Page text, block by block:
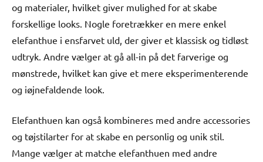
og materialer, hvilket giver mulighed for at skabe
forskellige looks. Nogle foretrækker en mere enkel
elefanthue i ensfarvet uld, der giver et klassisk og tidløst
udtryk. Andre vælger at gå all-in på det farverige og
mønstrede, hvilket kan give et mere eksperimenterende
og iøjnefaldende look.
Elefanthuen kan også kombineres med andre accessories
og tøjstilarter for at skabe en personlig og unik stil.
Mange vælger at matche elefanthuen med andre